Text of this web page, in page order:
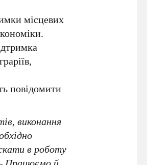
місцевих
повідомити
виконання
в роботу